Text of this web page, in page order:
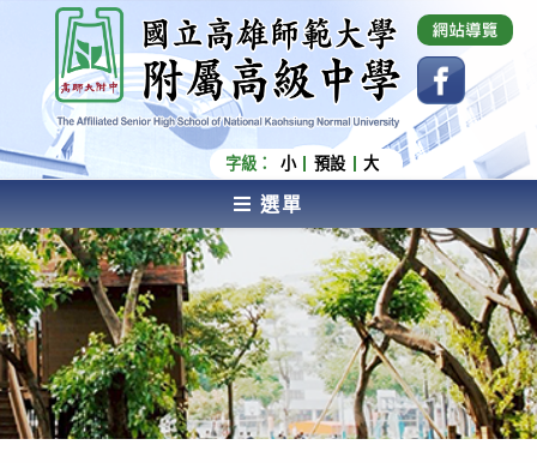
內
容
國立高雄師範大學附屬高級中學 Affiliated Senior
High School of National Kaohsiung Normal
University
字級： 小 預設 大
選單
AFFILIATED SENIOR HIGH SCHOOL OF NATIONAL
KAOHSIUNG NORMAL UNIVERSITY